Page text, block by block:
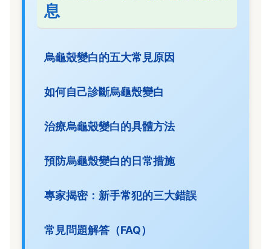
息
烏龜殼變白的五大常見原因
如何自己診斷烏龜殼變白
治療烏龜殼變白的具體方法
預防烏龜殼變白的日常措施
專家揭密：新手常犯的三大錯誤
常見問題解答（FAQ）